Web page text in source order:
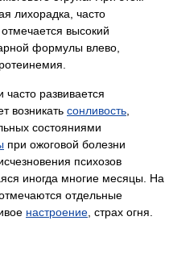
лихорадка, часто
высокий
формулы влево,
развивается
возникать сонливость
состояниями
при ожоговой болезни
психозов
иногда многие месяцы. На
отдельные
настроение , страх огня.